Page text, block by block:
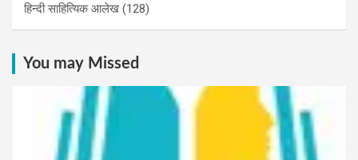
हिन्दी साहित्यिक आलेख (128)
You may Missed